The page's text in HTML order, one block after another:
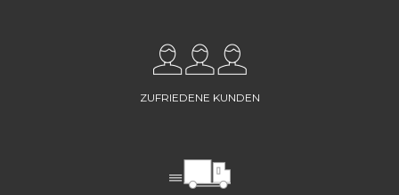
ZUFRIEDENE KUNDEN